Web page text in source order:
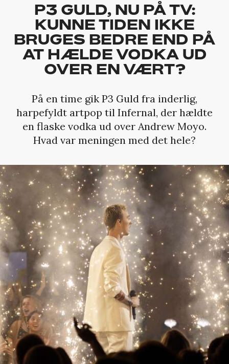
P3 GULD, NU PÅ TV:
KUNNE TIDEN IKKE
BRUGES BEDRE END PÅ
AT HÆLDE VODKA UD
OVER EN VÆRT?
På en time gik P3 Guld fra inderlig,
harpefyldt artpop til Infernal, der hældte
en flaske vodka ud over Andrew Moyo.
Hvad var meningen med det hele?